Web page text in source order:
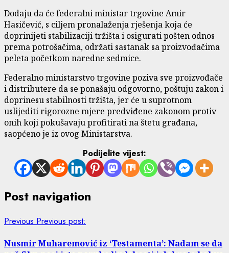
Dodaju da će federalni ministar trgovine Amir
Hasičević, s ciljem pronalaženja rješenja koja će
doprinijeti stabilizaciji tržišta i osigurati pošten odnos
prema potrošačima, održati sastanak sa proizvođačima
peleta početkom naredne sedmice.
Federalno ministarstvo trgovine poziva sve proizvođače
i distributere da se ponašaju odgovorno, poštuju zakon i
doprinesu stabilnosti tržišta, jer će u suprotnom
uslijediti rigorozne mjere predviđene zakonom protiv
onih koji pokušavaju profitirati na štetu građana,
saopćeno je iz ovog Ministarstva.
Podijelite vijest:
Post navigation
Previous Previous post:
Nusmir Muharemović iz ‘Testamenta’: Nadam se da